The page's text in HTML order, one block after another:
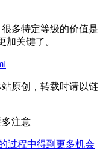
多特定等级的价值是
加关键了。
原创，转载时请以链
注意
过程中得到更多机会